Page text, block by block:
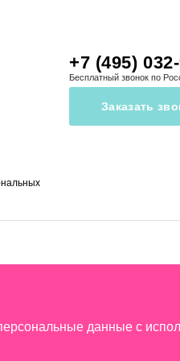
+7 (495)
Бесплатный звонок по
Заказать
данные с